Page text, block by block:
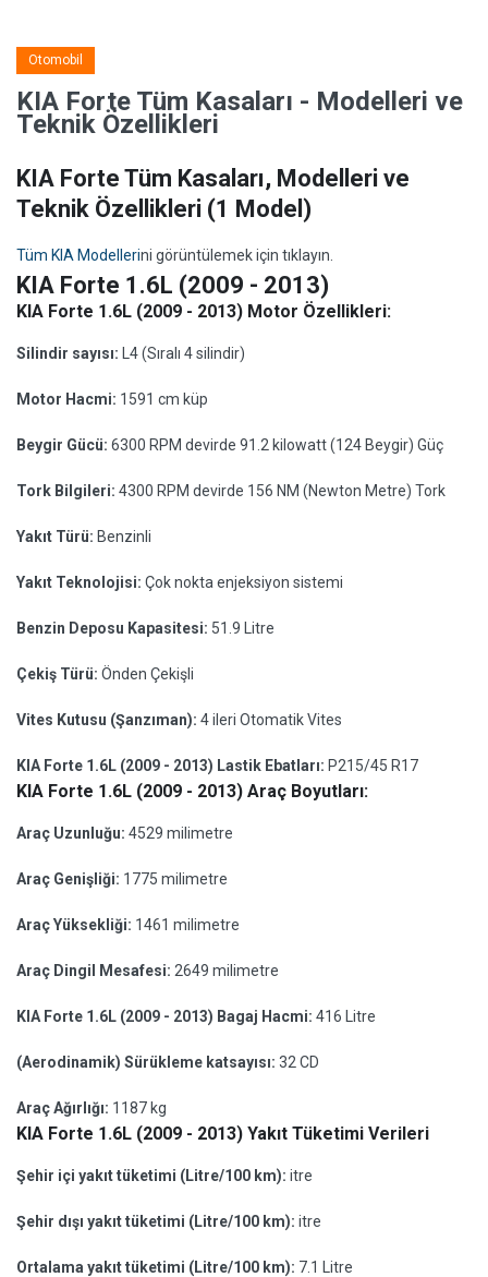
Otomobil
KIA Forte Tüm Kasaları - Modelleri ve
Teknik Özellikleri
KIA Forte Tüm Kasaları, Modelleri ve
Teknik Özellikleri (1 Model)
Tüm KIA Modellerini görüntülemek için tıklayın.
KIA Forte 1.6L (2009 - 2013)
KIA Forte 1.6L (2009 - 2013) Motor Özellikleri:
Silindir sayısı: L4 (Sıralı 4 silindir)
Motor Hacmi: 1591 cm küp
Beygir Gücü: 6300 RPM devirde 91.2 kilowatt (124 Beygir) Güç
Tork Bilgileri: 4300 RPM devirde 156 NM (Newton Metre) Tork
Yakıt Türü: Benzinli
Yakıt Teknolojisi: Çok nokta enjeksiyon sistemi
Benzin Deposu Kapasitesi: 51.9 Litre
Çekiş Türü: Önden Çekişli
Vites Kutusu (Şanzıman): 4 ileri Otomatik Vites
KIA Forte 1.6L (2009 - 2013) Lastik Ebatları: P215/45 R17
KIA Forte 1.6L (2009 - 2013) Araç Boyutları:
Araç Uzunluğu: 4529 milimetre
Araç Genişliği: 1775 milimetre
Araç Yüksekliği: 1461 milimetre
Araç Dingil Mesafesi: 2649 milimetre
KIA Forte 1.6L (2009 - 2013) Bagaj Hacmi: 416 Litre
(Aerodinamik) Sürükleme katsayısı: 32 CD
Araç Ağırlığı: 1187 kg
KIA Forte 1.6L (2009 - 2013) Yakıt Tüketimi Verileri
Şehir içi yakıt tüketimi (Litre/100 km): itre
Şehir dışı yakıt tüketimi (Litre/100 km): itre
Ortalama yakıt tüketimi (Litre/100 km): 7.1 Litre